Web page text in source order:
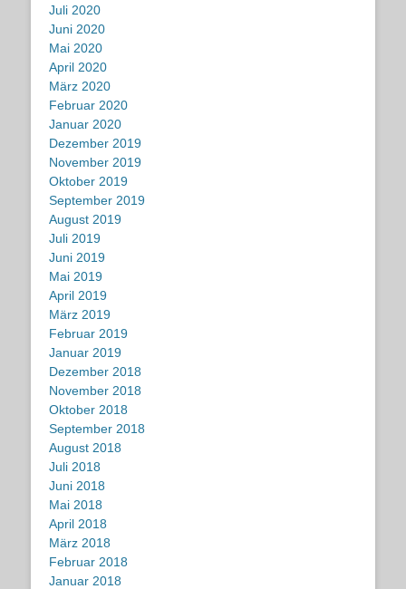
Juli 2020
Juni 2020
Mai 2020
April 2020
März 2020
Februar 2020
Januar 2020
Dezember 2019
November 2019
Oktober 2019
September 2019
August 2019
Juli 2019
Juni 2019
Mai 2019
April 2019
März 2019
Februar 2019
Januar 2019
Dezember 2018
November 2018
Oktober 2018
September 2018
August 2018
Juli 2018
Juni 2018
Mai 2018
April 2018
März 2018
Februar 2018
Januar 2018